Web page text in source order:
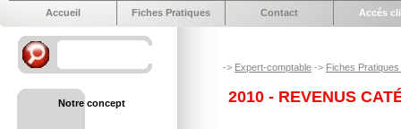
Accueil Fiches Pratiques Contact Accés
Notre concept
-> Expert-comptable -> Fiches
2010 - REVENUS